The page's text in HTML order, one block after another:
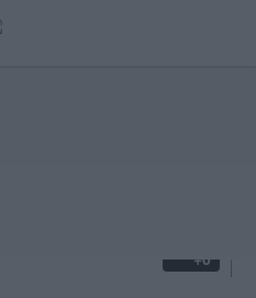
+0